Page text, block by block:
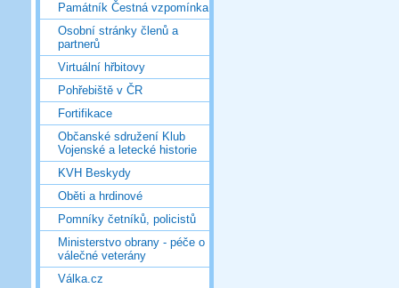
Památník Čestná vzpomínka
Osobní stránky členů a
partnerů
Virtuální hřbitovy
Pohřebiště v ČR
Fortifikace
Občanské sdružení Klub
Vojenské a letecké historie
KVH Beskydy
Oběti a hrdinové
Pomníky četníků, policistů
Ministerstvo obrany - péče o
válečné veterány
Válka.cz